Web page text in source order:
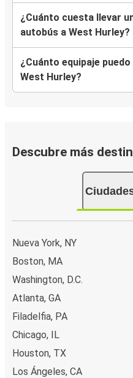
¿Cuánto cuesta llevar
autobús a West Hurley?
¿Cuánto equipaje
West Hurley?
Descubre más
Nueva York, NY
Boston, MA
Washington, D.C.
Atlanta, GA
Filadelfia, PA
Chicago, IL
Houston, TX
Los Ángeles, CA